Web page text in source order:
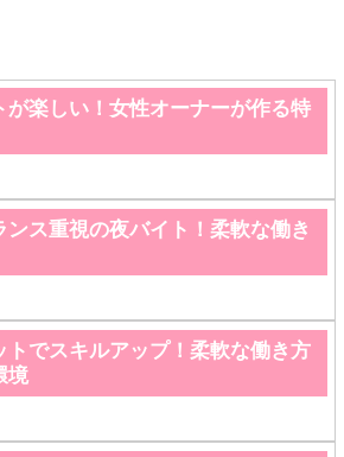
が楽しい！女性オーナーが作る特
ンス重視の夜バイト！柔軟な働き
トでスキルアップ！柔軟な働き方
境